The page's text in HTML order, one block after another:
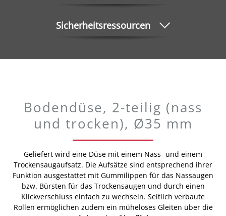
Sicherheitsressourcen
Bodendüse, 2-teilig (nass
und trocken), Ø35 mm
Geliefert wird eine Düse mit einem Nass- und einem
Trockensaugaufsatz. Die Aufsätze sind entsprechend ihrer
Funktion ausgestattet mit Gummilippen für das Nassaugen
bzw. Bürsten für das Trockensaugen und durch einen
Klickverschluss einfach zu wechseln. Seitlich verbaute
Rollen ermöglichen zudem ein müheloses Gleiten über die